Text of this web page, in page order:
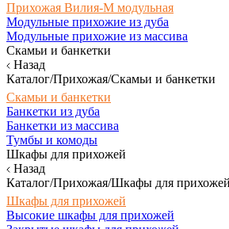
Прихожая Вилия-М модульная
Модульные прихожие из дуба
Модульные прихожие из массива
Скамьи и банкетки
Назад
Каталог/Прихожая/Скамьи и банкетки
Скамьи и банкетки
Банкетки из дуба
Банкетки из массива
Тумбы и комоды
Шкафы для прихожей
Назад
Каталог/Прихожая/Шкафы для прихожей
Шкафы для прихожей
Высокие шкафы для прихожей